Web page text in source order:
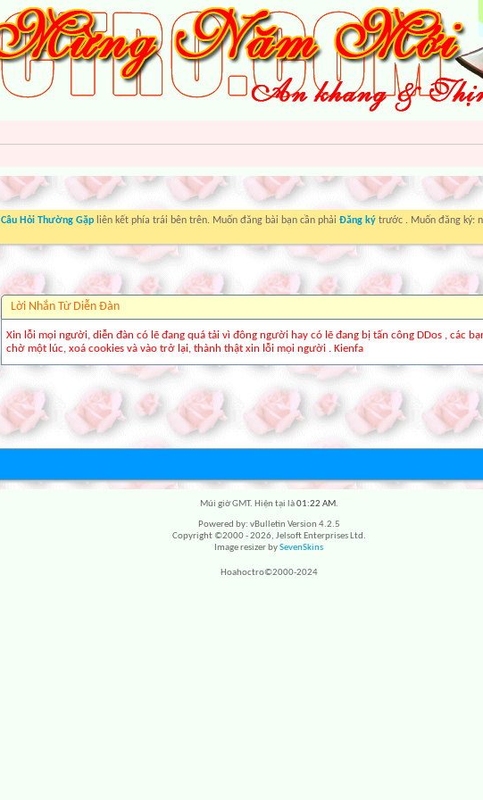
Câu Hỏi Thường Gặp liên kết phía trái bên trên. Muốn đăng bài bạn cần phải Đăng ký trước . Muốn đăng ký:
Lời Nhắn Từ Diễn Ðàn
Xin lỗi mọi người, diễn đàn có lẽ đang quá tải vì đông người hay có lẽ đang bị tấn công DDos , các
chờ một lúc, xoá cookies và vào trở lại, thành thật xin lỗi mọi người . Kienfa
Múi giờ GMT. Hiện tại là01:22 AM.
Powered by: vBulletin Version 4.2.5
Copyright ©2000 - 2026, Jelsoft Enterprises Ltd.
Image resizer bySevenSkins
Hoahoctro©2000-2024